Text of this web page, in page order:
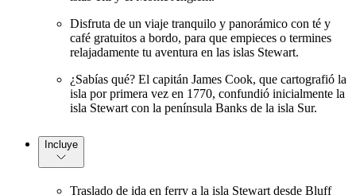
Disfruta de un viaje tranquilo y panorámico con té y
café gratuitos a bordo, para que empieces o termines
relajadamente tu aventura en las islas Stewart.
¿Sabías qué? El capitán James Cook, que cartografió la
isla por primera vez en 1770, confundió inicialmente la
isla Stewart con la península Banks de la isla Sur.
Incluye
Traslado de ida en ferry a la isla Stewart desde Bluff